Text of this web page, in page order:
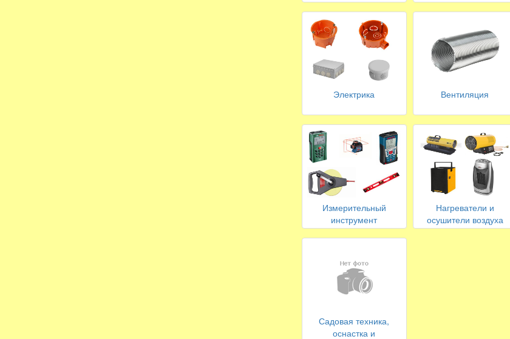
Электрика Вентиляция
Измерительный
инструмент
Нагреватели и
осушители воздуха
Садовая техника,
оснастка и